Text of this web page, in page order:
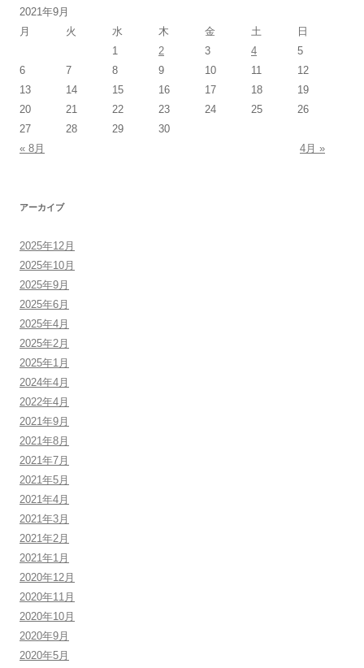
2021年9月
月
火 水 木 金 土
日
1
2 3 4
5
6
7 8 9 10 11
12
13
14 15 16 17 18
19
20
21 22 23 24 25
26
27
28 29
30
« 8月
4月 »
アーカイブ
2025年12月
2025年10月
2025年9月
2025年6月
2025年4月
2025年2月
2025年1月
2024年4月
2022年4月
2021年9月
2021年8月
2021年7月
2021年5月
2021年4月
2021年3月
2021年2月
2021年1月
2020年12月
2020年11月
2020年10月
2020年9月
2020年5月